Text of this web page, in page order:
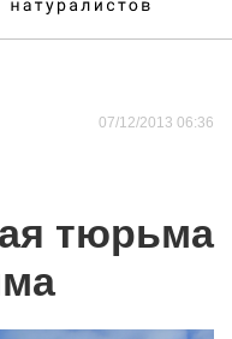
07/12/2013 06:36
тюрьма